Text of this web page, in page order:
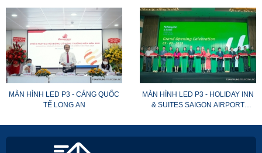
MÀN HÌNH LED P3 - CẢNG QUỐC
TẾ LONG AN
MÀN HÌNH LED P3 - HOLIDAY INN
& SUITES SAIGON AIRPORT